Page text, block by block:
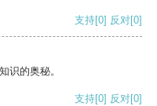
支持[0] 反对[0]
识的奥秘。
支持[0] 反对[0]